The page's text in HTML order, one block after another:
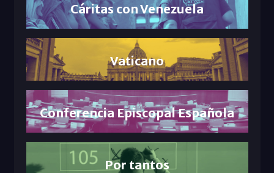
Cáritas con Venezuela
Vaticano
Conferencia Episcopal Española
Por tantos